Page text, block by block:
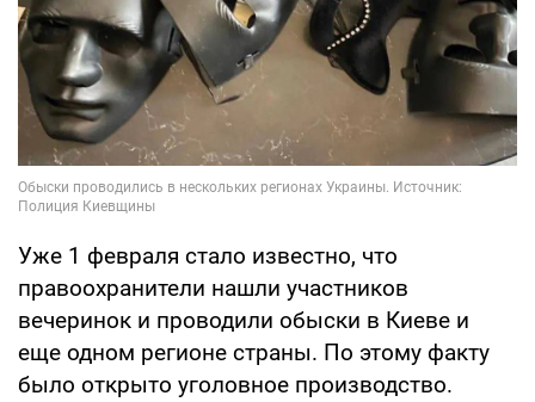
Уже 1 февраля стало известно, что
правоохранители нашли участников
вечеринок и проводили обыски в Киеве и
еще одном регионе страны. По этому факту
было открыто уголовное производство.